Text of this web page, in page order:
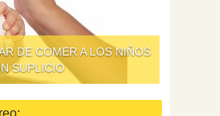
DE COMER A LOS NIÑOS
SUPLICIO